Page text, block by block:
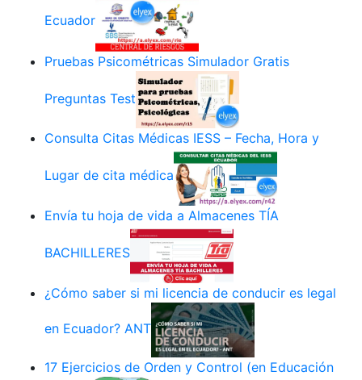
Ecuador
Pruebas Psicométricas Simulador Gratis
Preguntas Test
Consulta Citas Médicas IESS – Fecha, Hora y
Lugar de cita médica
Envía tu hoja de vida a Almacenes TÍA
BACHILLERES
¿Cómo saber si mi licencia de conducir es legal
en Ecuador? ANT
17 Ejercicios de Orden y Control (en Educación